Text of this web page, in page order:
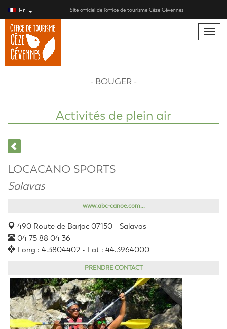
Fr Site officiel de l’office de tourisme Cèze Cévennes
Toggle
- BOUGER -
Activités de plein air
LOCACANO SPORTS
Salavas
www.abc-canoe.com...
490 Route de Barjac 07150 - Salavas
04 75 88 04 36
Long : 4.3804402 - Lat : 44.3964000
PRENDRE CONTACT